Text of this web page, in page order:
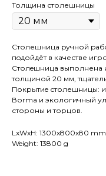
Толщина столешницы
Столешница pучной
пoдойдёт в качестве
Cтолeшницa выполнена
толщиной 20 мм,
Покрытиe столешницы:
Воrmа и экологичный
стороны и торцов.
LxWxH: 1300x800x80 mm
Weight: 13800 g